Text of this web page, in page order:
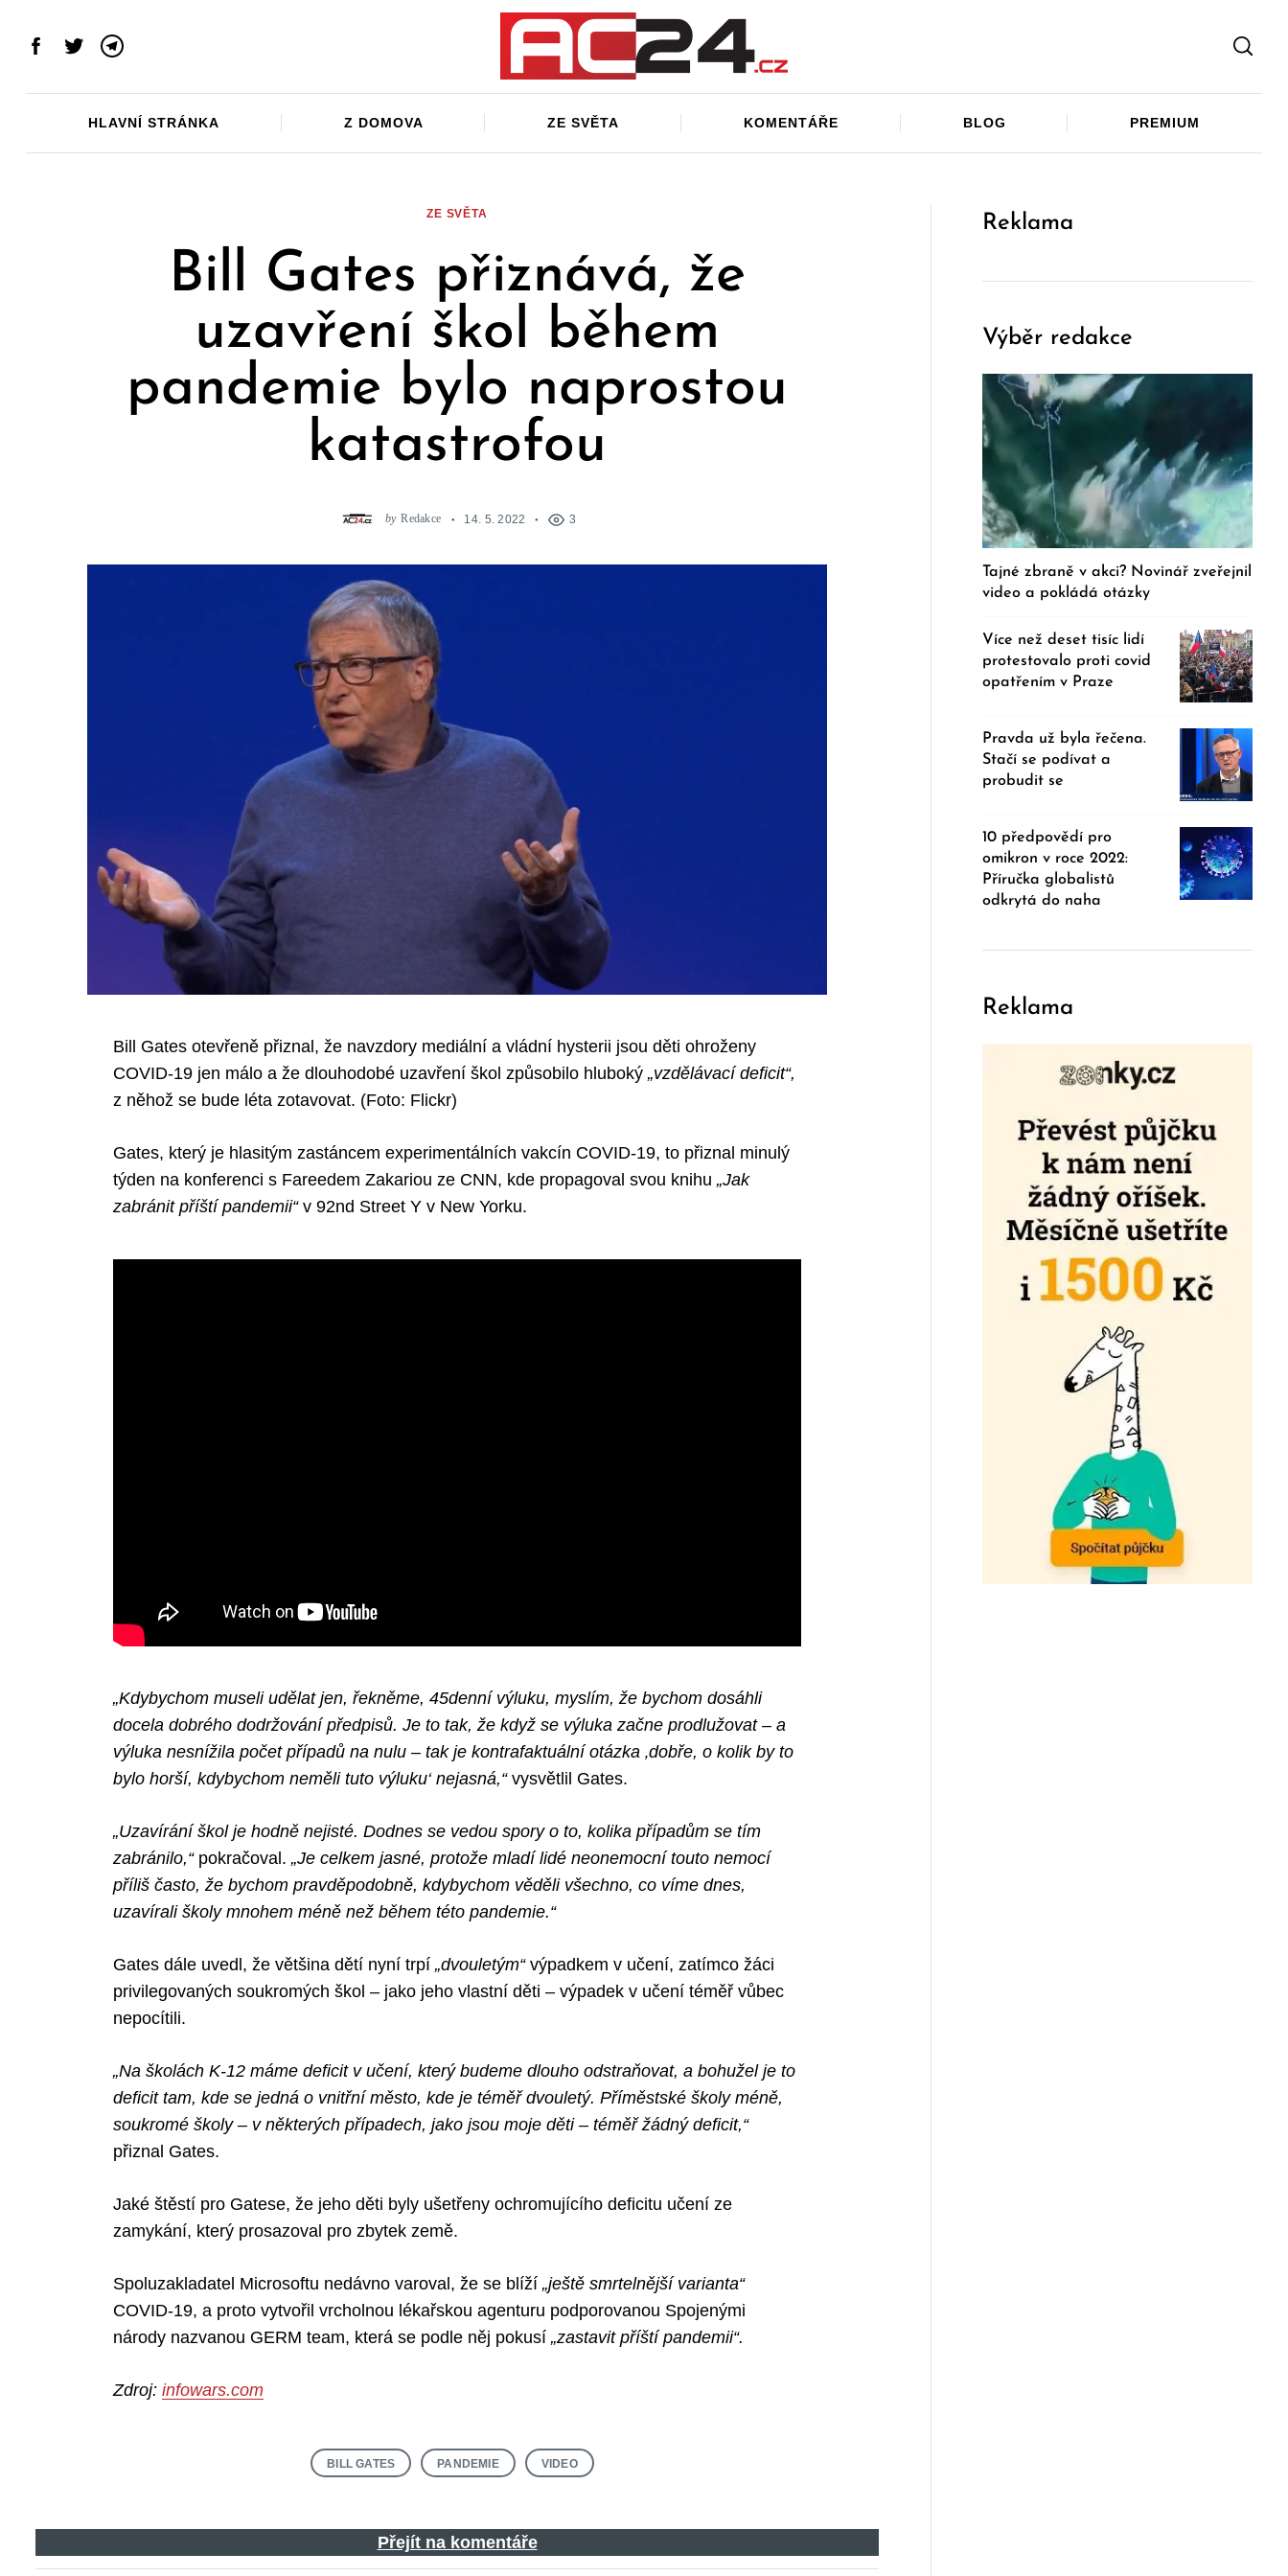
Facebook
TwitterTelegram
HLAVNÍ STRÁNKA Z DOMOVA ZE SVĚTA KOMENTÁŘE BLOG PREMIUM
ZE SVĚTA
Bill Gates přiznává, že
uzavření škol během
pandemie bylo naprostou
katastrofou
by Redakce 14. 5. 2022 3
Bill Gates otevřeně přiznal, že navzdory mediální a vládní hysterii jsou děti ohroženy
COVID-19 jen málo a že dlouhodobé uzavření škol způsobilo hluboký „vzdělávací deficit“,
z něhož se bude léta zotavovat. (Foto: Flickr)
Gates, který je hlasitým zastáncem experimentálních vakcín COVID-19, to přiznal minulý
týden na konferenci s Fareedem Zakariou ze CNN, kde propagoval svou knihu „Jak
zabránit příští pandemii“ v 92nd Street Y v New Yorku.
„Kdybychom museli udělat jen, řekněme, 45denní výluku, myslím, že bychom dosáhli
docela dobrého dodržování předpisů. Je to tak, že když se výluka začne prodlužovat – a
výluka nesnížila počet případů na nulu – tak je kontrafaktuální otázka ‚dobře, o kolik by to
bylo horší, kdybychom neměli tuto výluku‘ nejasná,“vysvětlil Gates.
„Uzavírání škol je hodně nejisté. Dodnes se vedou spory o to, kolika případům se tím
zabránilo,“ pokračoval. „Je celkem jasné, protože mladí lidé neonemocní touto nemocí
příliš často, že bychom pravděpodobně, kdybychom věděli všechno, co víme dnes,
uzavírali školy mnohem méně než během této pandemie.“
Gates dále uvedl, že většina dětí nyní trpí „dvouletým“ výpadkem v učení, zatímco žáci
privilegovaných soukromých škol – jako jeho vlastní děti – výpadek v učení téměř vůbec
nepocítili.
„Na školách K-12 máme deficit v učení, který budeme dlouho odstraňovat, a bohužel je to
deficit tam, kde se jedná o vnitřní město, kde je téměř dvouletý. Příměstské školy méně,
soukromé školy – v některých případech, jako jsou moje děti – téměř žádný deficit,“
přiznal Gates.
Jaké štěstí pro Gatese, že jeho děti byly ušetřeny ochromujícího deficitu učení ze
zamykání, který prosazoval pro zbytek země.
Spoluzakladatel Microsoftu nedávno varoval, že se blíží „ještě smrtelnější varianta“
COVID-19, a proto vytvořil vrcholnou lékařskou agenturu podporovanou Spojenými
národy nazvanou GERM team, která se podle něj pokusí „zastavit příští pandemii“.
Zdroj: infowars.com
BILL GATES PANDEMIE VIDEO
Přejít na komentáře
Reklama
Výběr redakce
Tajné zbraně v akci? Novinář zveřejnil
video a pokládá otázky
Více než deset tisíc lidí
protestovalo proti covid
opatřením v Praze
Pravda už byla řečena.
Stačí se podívat a
probudit se
10 předpovědí pro
omikron v roce 2022:
Příručka globalistů
odkrytá do naha
Reklama